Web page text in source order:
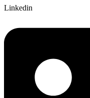
Linkedin